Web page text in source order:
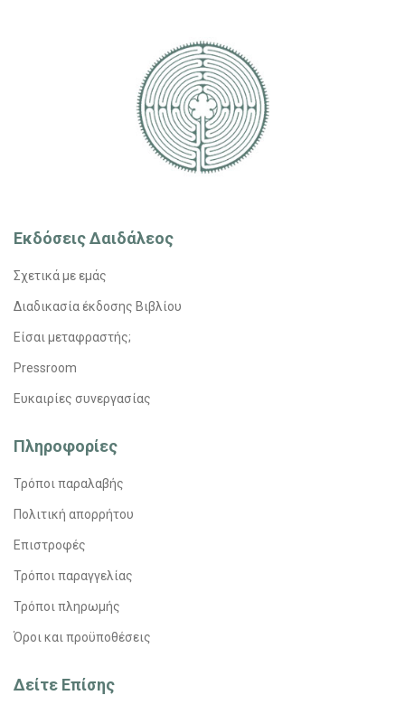
Εκδόσεις Δαιδάλεος
Σχετικά με εμάς
Διαδικασία έκδοσης Βιβλίου
Είσαι μεταφραστής;
Pressroom
Ευκαιρίες συνεργασίας
Πληροφορίες
Τρόποι παραλαβής
Πολιτική απορρήτου
Επιστροφές
Τρόποι παραγγελίας
Τρόποι πληρωμής
Όροι και προϋποθέσεις
Δείτε Επίσης